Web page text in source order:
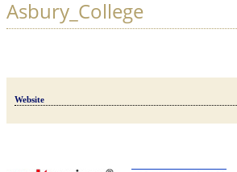
Asbury_College
Website